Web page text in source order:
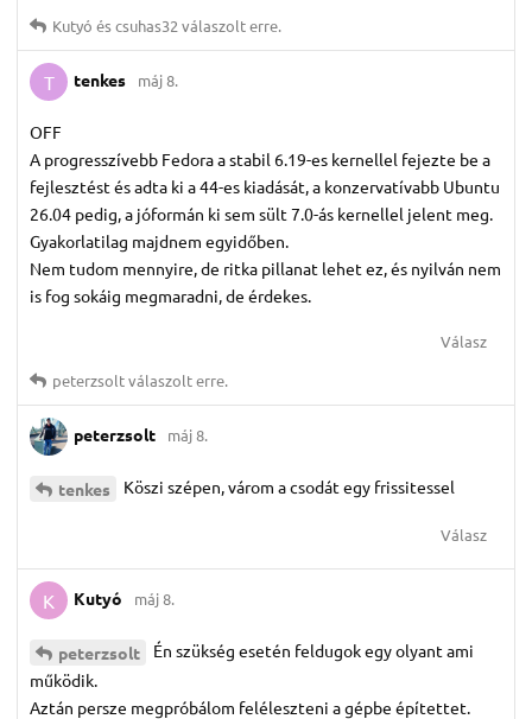
Kutyó éscsuhas32 válaszolt erre.
T tenkes máj 8.
OFF
A progresszívebb Fedora a stabil 6.19-es kernellel fejezte be a
fejlesztést és adta ki a 44-es kiadását, a konzervatívabb Ubuntu
26.04 pedig, a jóformán ki sem sült 7.0-ás kernellel jelent meg.
Gyakorlatilag majdnem egyidőben.
Nem tudom mennyire, de ritka pillanat lehet ez, és nyilván nem
is fog sokáig megmaradni, de érdekes.
Válasz
peterzsoltválaszolt erre.
peterzsolt máj 8.
tenkes Köszi szépen, várom a csodát egy frissitessel
Válasz
K Kutyó máj 8.
peterzsolt
Én szükség esetén feldugok egy olyant ami
működik.
Aztán persze megpróbálom feléleszteni a gépbe építettet.